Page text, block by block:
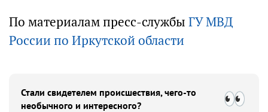
По материалам пресс-службы ГУ МВД
России по Иркутской области
Стали свидетелем происшествия, чего-то
необычного и интересного?